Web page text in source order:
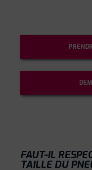
FAUT-IL
TAILLE DU